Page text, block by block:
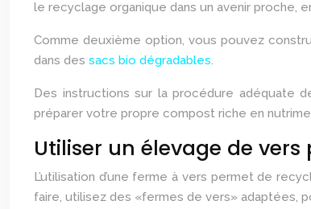
le recyclage organique dans un avenir proche,
Comme deuxième option, vous pouvez
dans des sacs bio dégradables.
Des instructions sur la procédure adéquate
préparer votre propre compost riche en
Utiliser un élevage de
L’utilisation d’une ferme à vers permet de
faire, utilisez des «fermes de vers» adaptées,